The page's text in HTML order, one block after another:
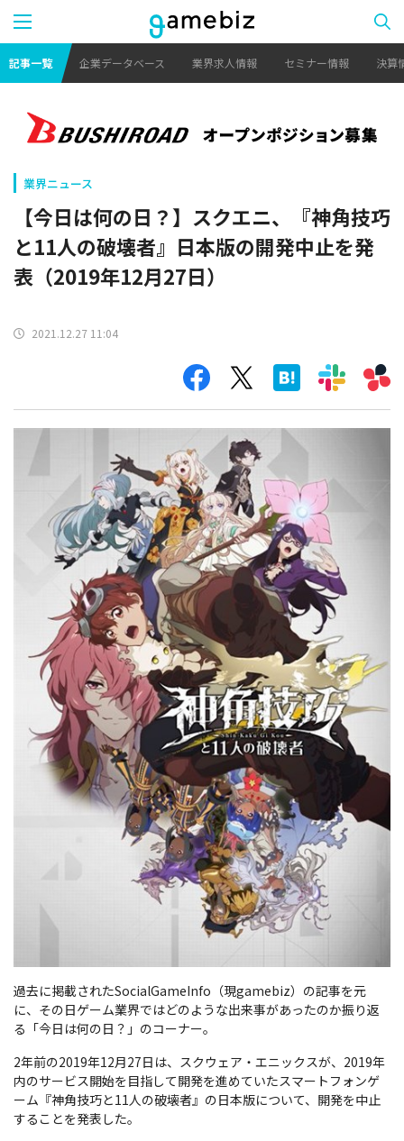
記事一覧 企業データベース 業界求人情報 セミナー情報 決算
業界ニュース
【今日は何の日？】スクエニ、『神角技巧
と11人の破壊者』日本版の開発中止を発
表（2019年12月27日）
2021.12.27 11:04
過去に掲載されたSocialGameInfo（現gamebiz）の記事を元
に、その日ゲーム業界ではどのような出来事があったのか振り返
る「今日は何の日？」のコーナー。
2年前の2019年12月27日は、スクウェア・エニックスが、2019年
内のサービス開始を目指して開発を進めていたスマートフォンゲ
ーム『神角技巧と11人の破壊者』の日本版について、開発を中止
することを発表した。